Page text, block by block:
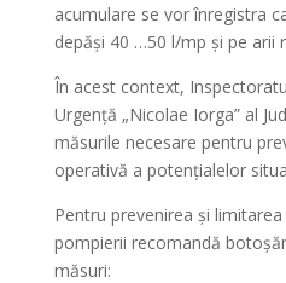
acumulare se vor înregistra
depăși 40 …50 l/mp și pe arii
În acest context,
Urgență „Nicolae Iorga” al
măsurile necesare pentru
operativă a potențialelor
Pentru prevenirea și
pompierii recomandă
măsuri: